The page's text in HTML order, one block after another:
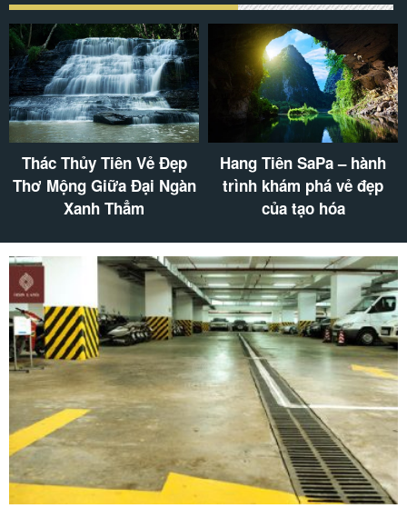
Thác Thủy Tiên Vẻ Đẹp
Thơ Mộng Giữa Đại Ngàn
Xanh Thẳm
Hang Tiên SaPa – hành
trình khám phá vẻ đẹp
của tạo hóa